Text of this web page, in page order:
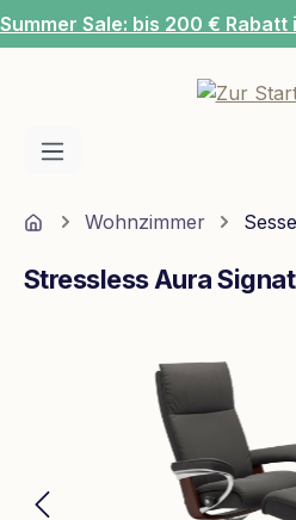
Zum Hauptinhalt springen
Summer Sale: bis 200 € Rabatt
HomeWohnzimmer